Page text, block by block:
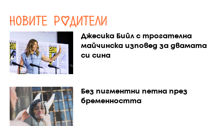
Джесика Бийл с трогателна
майчинска изповед за двамата
си сина
Без пигментни петна през
бременността